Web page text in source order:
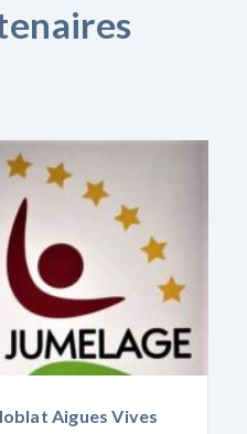
Aigues Vives